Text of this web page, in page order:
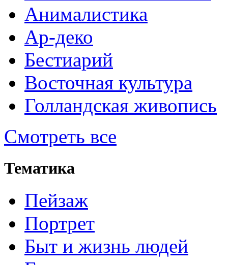
Анималистика
Ар-деко
Бестиарий
Восточная культура
Голландская живопись
Смотреть все
Тематика
Пейзаж
Портрет
Быт и жизнь людей